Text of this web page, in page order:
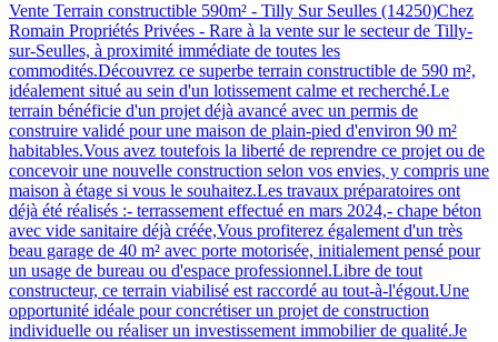
Vente Terrain constructible 590m² - Tilly Sur Seulles (14250)Chez
Romain Propriétés Privées - Rare à la vente sur le secteur de Tilly-
sur-Seulles, à proximité immédiate de toutes les
commodités.Découvrez ce superbe terrain constructible de 590 m²,
idéalement situé au sein d'un lotissement calme et recherché.Le
terrain bénéficie d'un projet déjà avancé avec un permis de
construire validé pour une maison de plain-pied d'environ 90 m²
habitables.Vous avez toutefois la liberté de reprendre ce projet ou de
concevoir une nouvelle construction selon vos envies, y compris une
maison à étage si vous le souhaitez.Les travaux préparatoires ont
déjà été réalisés :- terrassement effectué en mars 2024,- chape béton
avec vide sanitaire déjà créée,Vous profiterez également d'un très
beau garage de 40 m² avec porte motorisée, initialement pensé pour
un usage de bureau ou d'espace professionnel.Libre de tout
constructeur, ce terrain viabilisé est raccordé au tout-à-l'égout.Une
opportunité idéale pour concrétiser un projet de construction
individuelle ou réaliser un investissement immobilier de qualité.Je